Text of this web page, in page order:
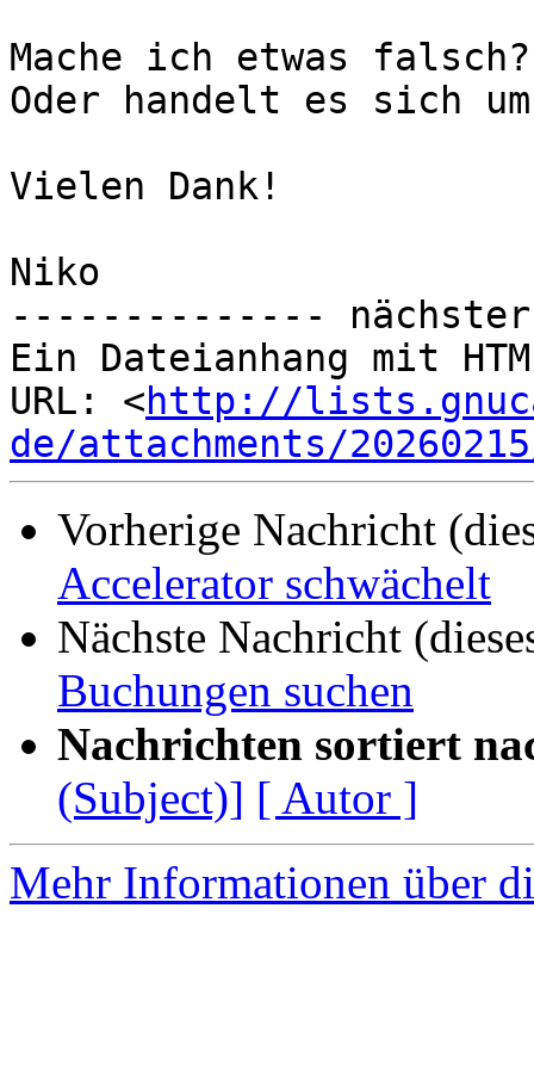
Mache ich etwas falsch?
Oder handelt es sich
Vielen Dank!
Niko
--------------
Ein Dateianhang mit
URL: <http://
de/attachments/
Vorherige Nachricht
Accelerator schwächelt
Nächste Nachricht
Buchungen suchen
Nachrichten sortiert
(Subject)] [ Autor ]
Mehr Informationen über